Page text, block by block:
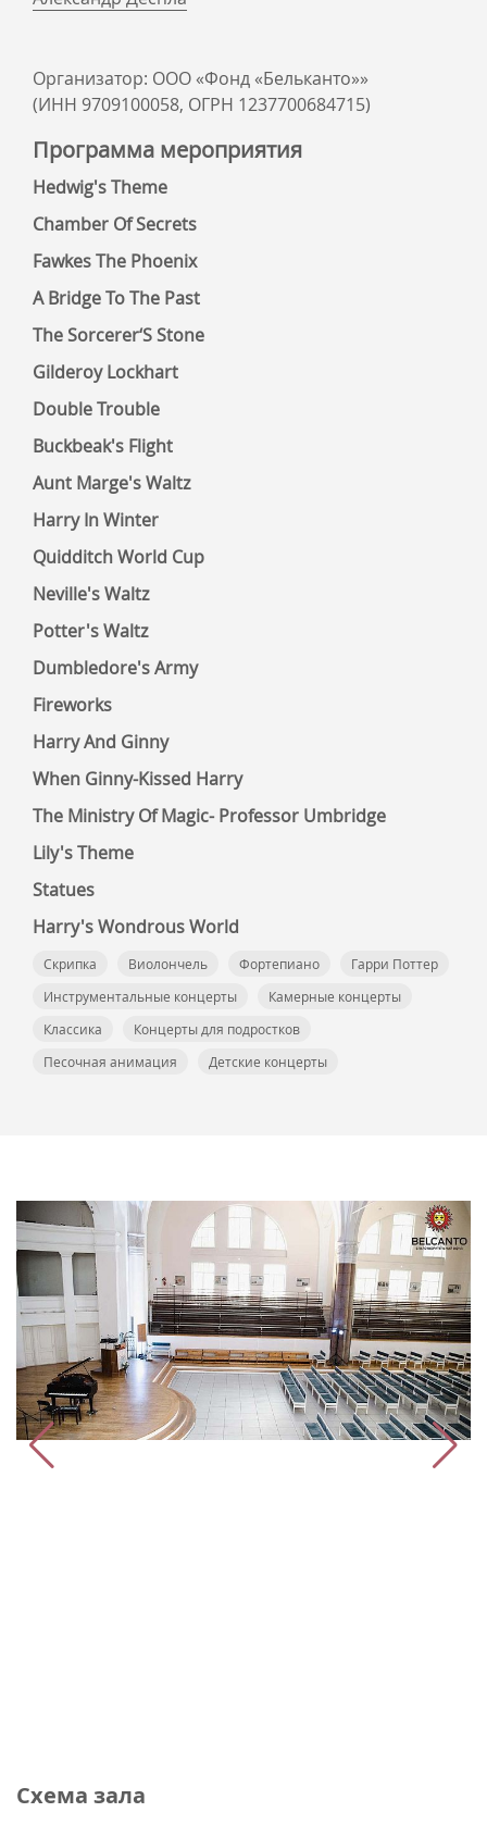
Организатор: ООО «Фонд «Бельканто»»
(ИНН 9709100058, ОГРН 1237700684715)
Программа мероприятия
Hedwig's Theme
Chamber Of Secrets
Fawkes The Phoenix
A Bridge To The Past
The Sorcerer‘S Stone
Gilderoy Lockhart
Double Trouble
Buckbeak's Flight
Aunt Marge's Waltz
Harry In Winter
Quidditch World Cup
Neville's Waltz
Potter's Waltz
Dumbledore's Army
Fireworks
Harry And Ginny
When Ginny-Kissed Harry
The Ministry Of Magic- Professor Umbridge
Lily's Theme
Statues
Harry's Wondrous World
Скрипка Виолончель Фортепиано
Гарри Поттер
Инструментальные концерты
Камерные концерты
Классика
Концерты для подростков
Песочная анимация
Детские концерты
Схема зала